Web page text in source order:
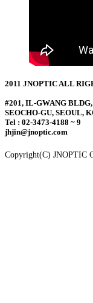
2011 JNOPTIC ALL
#201, IL-GWANG
SEOCHO-GU, SEOUL,
Tel : 02-3473-4188 ~ 9
jhjin@jnoptic.com